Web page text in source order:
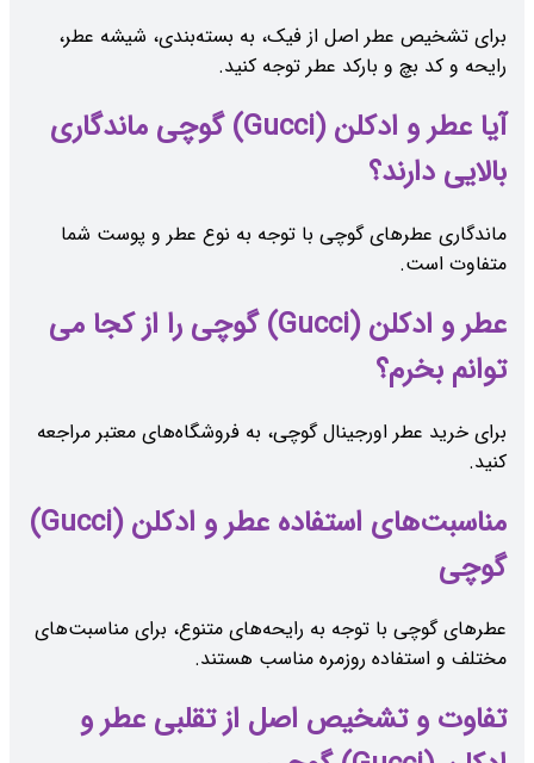
برای تشخیص عطر اصل از فیک، به بسته‌بندی، شیشه عطر،
رایحه و کد بچ و بارکد عطر توجه کنید.
آیا عطر و ادکلن (Gucci) گوچی ماندگاری
بالایی دارند؟
ماندگاری عطرهای گوچی با توجه به نوع عطر و پوست شما
متفاوت است.
عطر و ادکلن (Gucci) گوچی را از کجا می
توانم بخرم؟
برای خرید عطر اورجینال گوچی، به فروشگاه‌های معتبر مراجعه
کنید.
مناسبت‌های استفاده عطر و ادکلن (Gucci)
گوچی
عطرهای گوچی با توجه به رایحه‌های متنوع، برای مناسبت‌های
مختلف و استفاده روزمره مناسب هستند.
تفاوت و تشخیص اصل از تقلبی عطر و